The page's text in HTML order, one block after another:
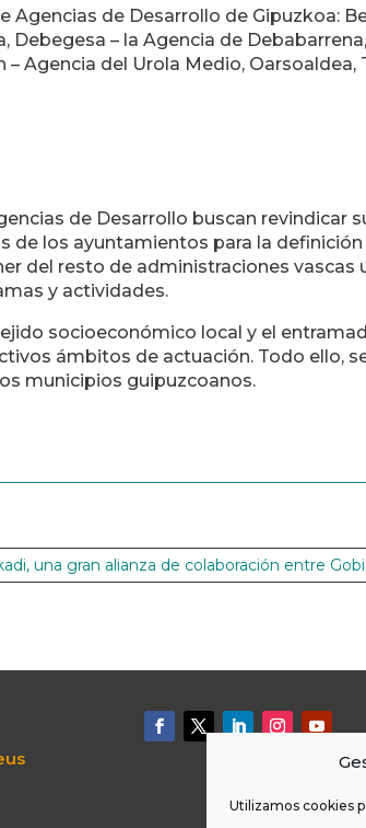
Utilizamos cookies
Agencias de Desarrollo de Gipuzkoa:
– la Agencia de
Agencia del Urola Medio,
de Desarrollo buscan revindicar
de los ayuntamientos para la
del resto de administraciones vascas
y actividades.
socioeconómico local y el
ámbitos de actuación. Todo ello,
municipios guipuzcoanos.
una gran alianza de colaboración entre